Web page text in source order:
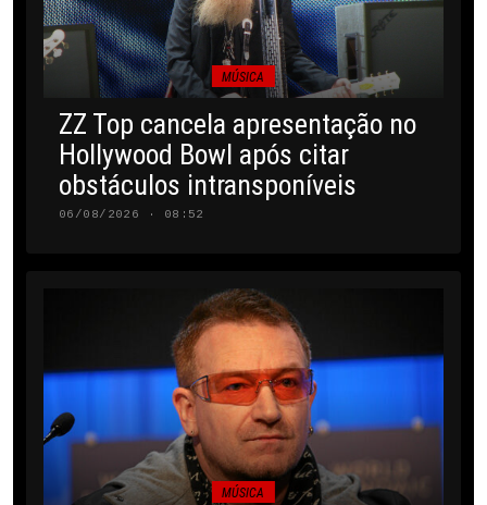
MÚSICA
ZZ Top cancela apresentação no
Hollywood Bowl após citar
obstáculos intransponíveis
06/08/2026 · 08:52
MÚSICA